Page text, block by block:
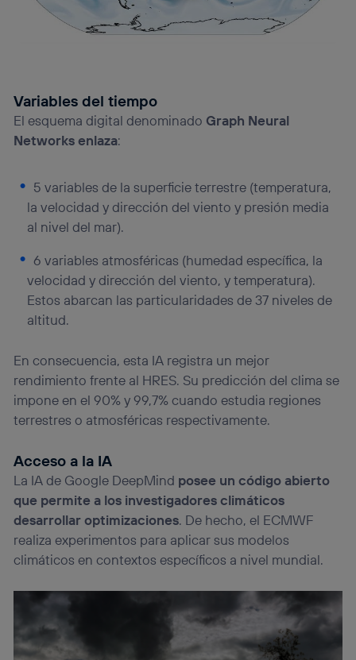
Variables del tiempo
El esquema digital denominado Graph Neural
Networks enlaza:
5 variables de la superficie terrestre (temperatura,
la velocidad y dirección del viento y presión media
al nivel del mar).
6 variables atmosféricas (humedad específica, la
velocidad y dirección del viento, y temperatura).
Estos abarcan las particularidades de 37 niveles de
altitud.
En consecuencia, esta IA registra un mejor
rendimiento frente al HRES. Su predicción del clima se
impone en el 90% y 99,7% cuando estudia regiones
terrestres o atmosféricas respectivamente.
Acceso a la IA
La IA de Google DeepMind posee un código abierto
que permite a los investigadores climáticos
desarrollar optimizaciones. De hecho, el ECMWF
realiza experimentos para aplicar sus modelos
climáticos en contextos específicos a nivel mundial.